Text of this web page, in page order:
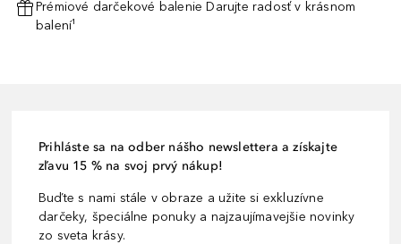
Prémiové darčekové balenie Darujte radosť v krásnom
balení¹
Prihláste sa na odber nášho newslettera a získajte
zľavu 15 % na svoj prvý nákup!
Buďte s nami stále v obraze a užite si exkluzívne
darčeky, špeciálne ponuky a najzaujímavejšie novinky
zo sveta krásy.